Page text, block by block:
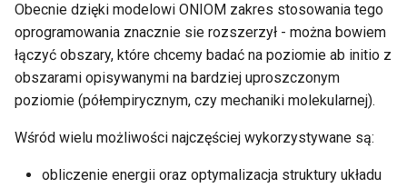
Obecnie dzięki modelowi ONIOM zakres stosowania tego
oprogramowania znacznie sie rozszerzył - można bowiem
łączyć obszary, które chcemy badać na poziomie ab initio z
obszarami opisywanymi na bardziej uproszczonym
poziomie (półempirycznym, czy mechaniki molekularnej).
Wśród wielu możliwości najczęściej wykorzystywane są:
obliczenie energii oraz optymalizacja struktury układu